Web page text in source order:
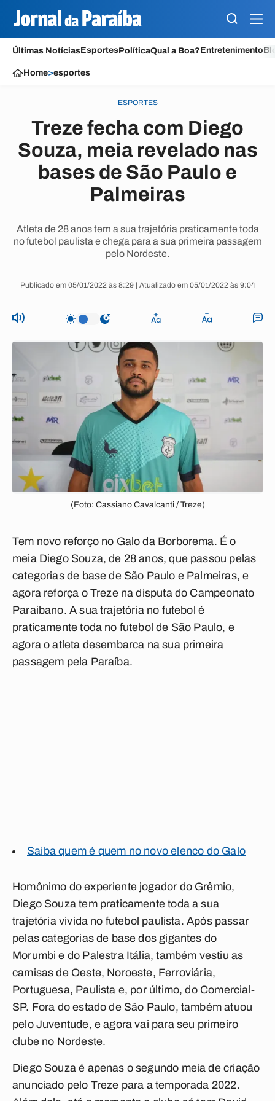
Últimas NotíciasEsportesPolíticaQual a Boa?Entretenimento
Home>esportes
ESPORTES
Treze fecha com Diego
Souza, meia revelado nas
bases de São Paulo e
Palmeiras
Atleta de 28 anos tem a sua trajetória praticamente toda
no futebol paulista e chega para a sua primeira passagem
pelo Nordeste.
Publicado em 05/01/2022 às 8:29 | Atualizado em 05/01/2022 às 9:04
(Foto: Cassiano Cavalcanti / Treze)
Tem novo reforço no Galo da Borborema. É o
meia Diego Souza, de 28 anos, que passou pelas
categorias de base de São Paulo e Palmeiras, e
agora reforça o Treze na disputa do Campeonato
Paraibano. A sua trajetória no futebol é
praticamente toda no futebol de São Paulo, e
agora o atleta desembarca na sua primeira
passagem pela Paraíba.
Saiba quem é quem no novo elenco do Galo
Homônimo do experiente jogador do Grêmio,
Diego Souza tem praticamente toda a sua
trajetória vivida no futebol paulista. Após passar
pelas categorias de base dos gigantes do
Morumbi e do Palestra Itália, também vestiu as
camisas de Oeste, Noroeste, Ferroviária,
Portuguesa, Paulista e, por último, do Comercial-
SP. Fora do estado de São Paulo, também atuou
pelo Juventude, e agora vai para seu primeiro
clube no Nordeste.
Diego Souza é apenas o segundo meia de criação
anunciado pelo Treze para a temporada 2022.